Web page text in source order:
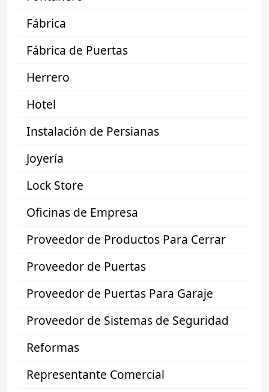
Fábrica
Fábrica de Puertas
Herrero
Hotel
Instalación de Persianas
Joyería
Lock Store
Oficinas de Empresa
Proveedor de Productos Para Cerrar
Proveedor de Puertas
Proveedor de Puertas Para Garaje
Proveedor de Sistemas de Seguridad
Reformas
Representante Comercial